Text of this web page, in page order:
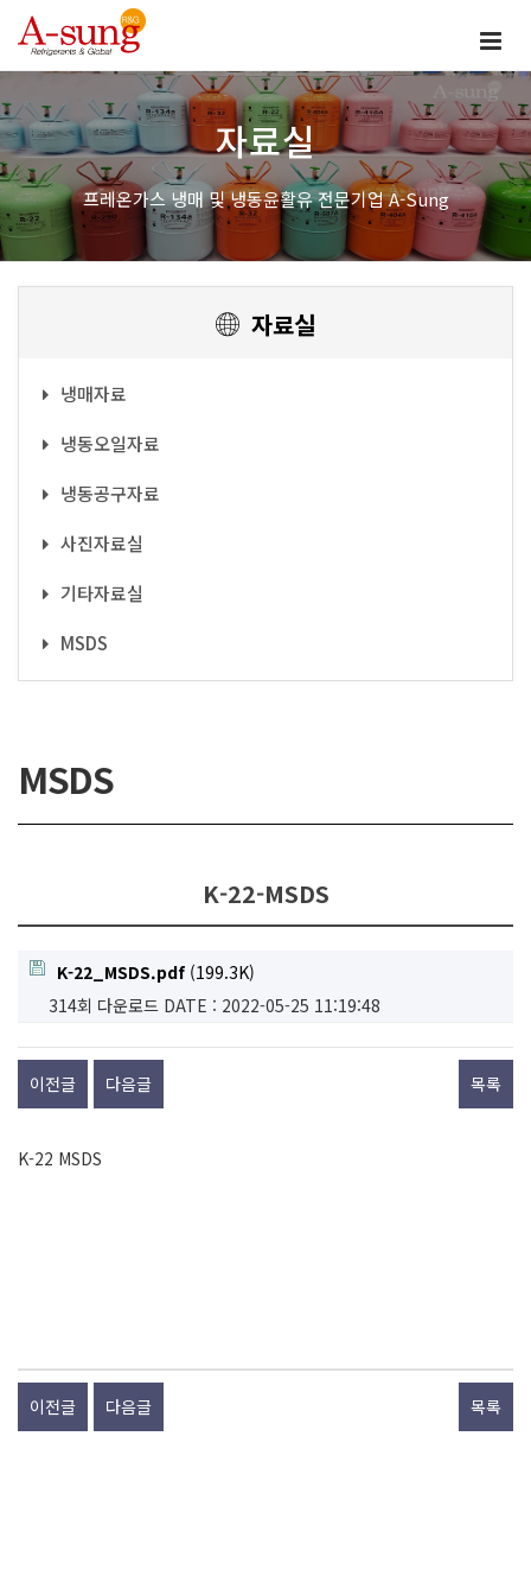
자료실
프레온가스 냉매 및 냉동윤활유 전문기업 A-Sung
자료실
냉매자료
냉동오일자료
냉동공구자료
사진자료실
기타자료실
MSDS
MSDS
K-22-MSDS
K-22_MSDS.pdf (199.3K)
314회 다운로드 DATE : 2022-05-25 11:19:48
이전글 다음글 목록
K-22 MSDS
이전글 다음글 목록